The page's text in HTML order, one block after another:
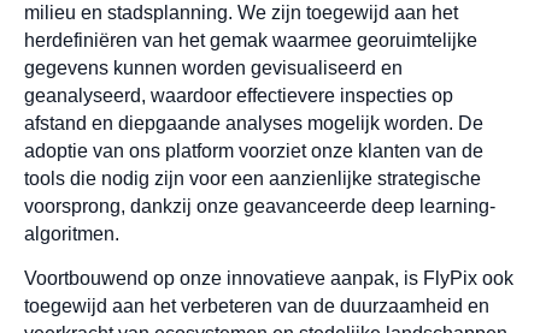
milieu en stadsplanning. We zijn toegewijd aan het
herdefiniëren van het gemak waarmee georuimtelijke
gegevens kunnen worden gevisualiseerd en
geanalyseerd, waardoor effectievere inspecties op
afstand en diepgaande analyses mogelijk worden. De
adoptie van ons platform voorziet onze klanten van de
tools die nodig zijn voor een aanzienlijke strategische
voorsprong, dankzij onze geavanceerde deep learning-
algoritmen.
Voortbouwend op onze innovatieve aanpak, is FlyPix ook
toegewijd aan het verbeteren van de duurzaamheid en